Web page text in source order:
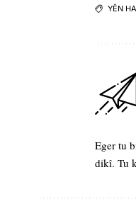
YÊN
Eger tu
dikî. Tu